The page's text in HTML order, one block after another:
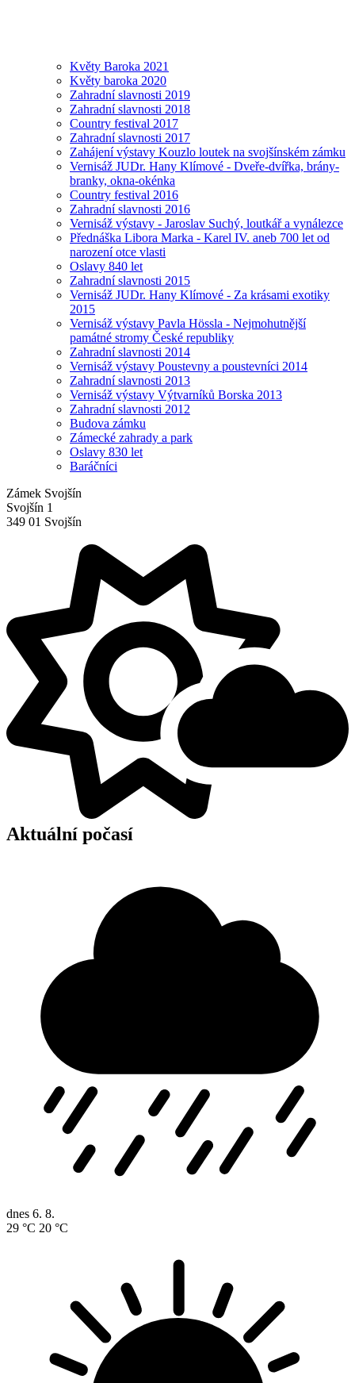
Květy Baroka 2021
Květy baroka 2020
Zahradní slavnosti 2019
Zahradní slavnosti 2018
Country festival 2017
Zahradní slavnosti 2017
Zahájení výstavy Kouzlo loutek na svojšínském zámku
Vernisáž JUDr. Hany Klímové - Dveře-dvířka, brány-
branky, okna-okénka
Country festival 2016
Zahradní slavnosti 2016
Vernisáž výstavy - Jaroslav Suchý, loutkář a vynálezce
Přednáška Libora Marka - Karel IV. aneb 700 let od
narození otce vlasti
Oslavy 840 let
Zahradní slavnosti 2015
Vernisáž JUDr. Hany Klímové - Za krásami exotiky
2015
Vernisáž výstavy Pavla Hössla - Nejmohutnější
památné stromy České republiky
Zahradní slavnosti 2014
Vernisáž výstavy Poustevny a poustevníci 2014
Zahradní slavnosti 2013
Vernisáž výstavy Výtvarníků Borska 2013
Zahradní slavnosti 2012
Budova zámku
Zámecké zahrady a park
Oslavy 830 let
Baráčníci
Zámek Svojšín
Svojšín 1
349 01 Svojšín
Aktuální počasí
dnes 6. 8.
29 °C 20 °C